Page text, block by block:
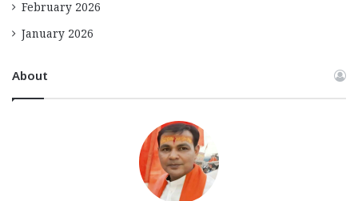
February 2026
January 2026
About